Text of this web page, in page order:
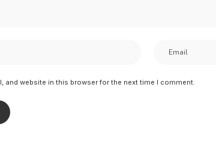
and website in this browser for the next time I comment.